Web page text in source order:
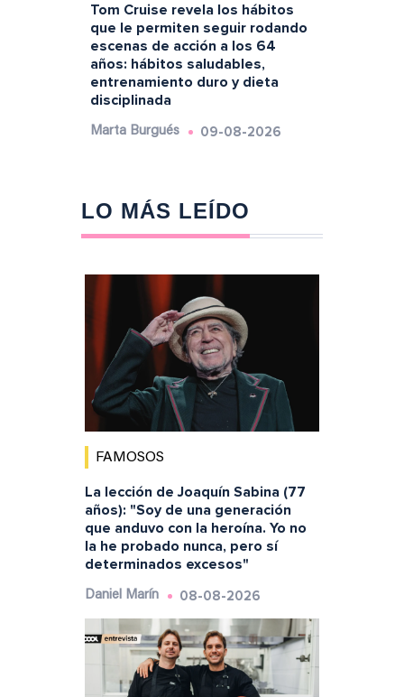
Tom Cruise revela los hábitos
que le permiten seguir rodando
escenas de acción a los 64
años: hábitos saludables,
entrenamiento duro y dieta
disciplinada
Marta Burgués 09-08-2026
LO MÁS LEÍDO
FAMOSOS
La lección de Joaquín Sabina (77
años): "Soy de una generación
que anduvo con la heroína. Yo no
la he probado nunca, pero sí
determinados excesos"
Daniel Marín 08-08-2026